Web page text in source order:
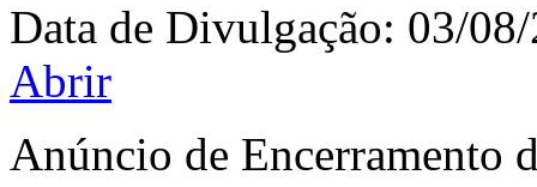
Data de Divulgação: 03/
Abrir
Anúncio de Encerramento